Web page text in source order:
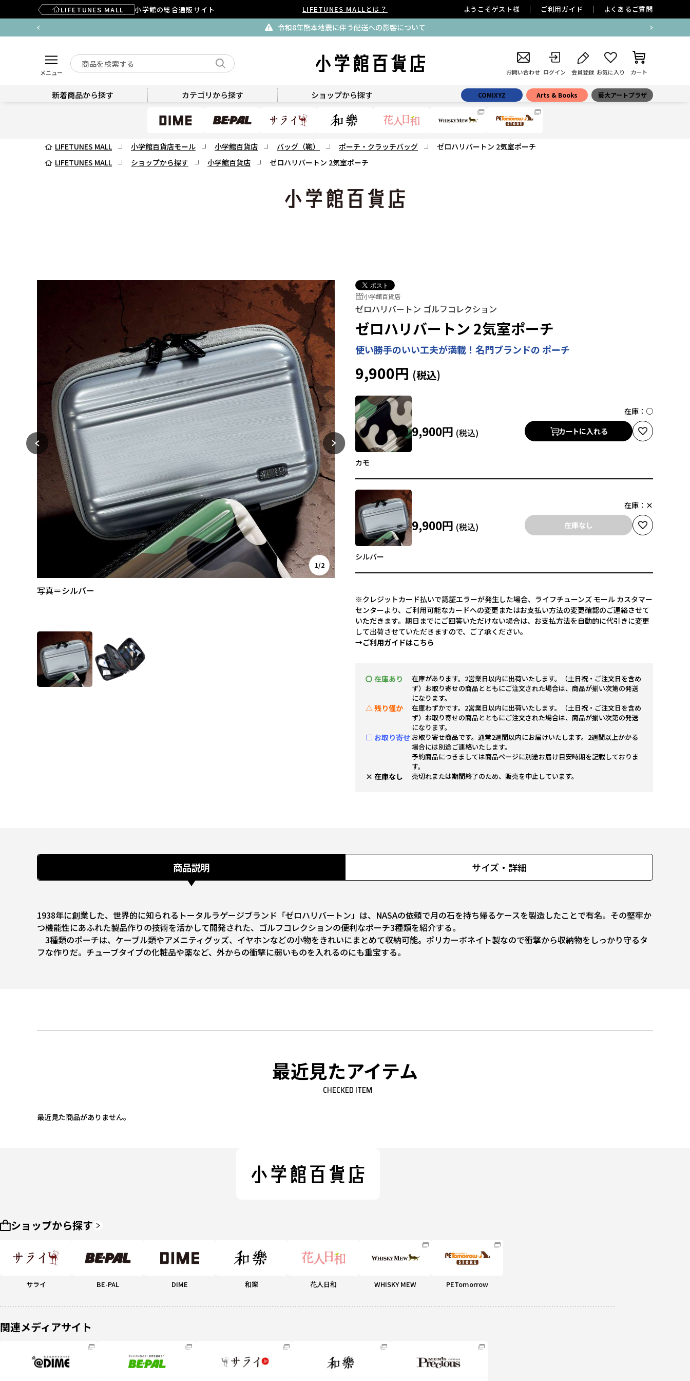
LIFETUNES MALL 小学館の総合通販サイト LIFETUNES MALLとは？ ようこそゲスト様 ご利用ガイド よくあるご質問
令和8年熊本地震に伴う配送への影響について
メニュー お問い合わせ ログイン 会員登録 お気に入り カート
新着商品から探す カテゴリから探す ショップから探す COMIXYZ Arts & Books 藝大アートプラザ
LIFETUNES MALL 小学館百貨店モール 小学館百貨店 バッグ（鞄） ポーチ・クラッチバッグ
ゼロハリバートン 2気室ポーチ
LIFETUNES MALL
ショップから探す 小学館百貨店 ゼロハリバートン 2気室ポーチ
小学館百貨店
写真＝シルバー
1/2
小学館百貨店
ゼロハリバートン ゴルフコレクション
ゼロハリバートン 2気室ポーチ
使い勝手のいい工夫が満載！名門ブランドの ポーチ
9,900円
カモ
在庫： ○
9,900円 カートに入れる
シルバー
在庫： ×
9,900円 在庫なし
※クレジットカード払いで認証エラーが発生した場合、ライフチューンズ モール カスタマー
センターより、ご利用可能なカードへの変更またはお支払い方法の変更確認のご連絡させて
いただきます。期日までにご回答いただけない場合は、お支払方法を自動的に代引きに変更
して出荷させていただきますので、ご了承ください。
→ご利用ガイドはこちら
〇 在庫あり
在庫があります。2営業日以内に出荷いたします。（土日祝・ご注文日を含め
ず）お取り寄せの商品とともにご注文された場合は、商品が揃い次第の発送
になります。
△ 残り僅か
在庫わずかです。2営業日以内に出荷いたします。（土日祝・ご注文日を含め
ず）お取り寄せの商品とともにご注文された場合は、商品が揃い次第の発送
になります。
□ お取り寄せ お取り寄せ商品です。通常2週間以内にお届けいたします。2週間以上かかる
場合には別途ご連絡いたします。
予約商品につきましては商品ページに別途お届け目安時期を記載しておりま
す。
× 在庫なし 売切れまたは期間終了のため、販売を中止しています。
商品説明 サイズ・詳細
1938年に創業した、世界的に知られるトータルラゲージブランド「ゼロハリバートン」は、NASAの依頼で月の石を持ち帰るケースを製造したことで有名。その堅牢か
つ機能性にあふれた製品作りの技術を活かして開発された、ゴルフコレクションの便利なポーチ3種類を紹介する。
3種類のポーチは、ケーブル類やアメニティグッズ、イヤホンなどの小物をきれいにまとめて収納可能。ポリカーボネイト製なので衝撃から収納物をしっかり守るタ
フな作りだ。チューブタイプの化粧品や薬など、外からの衝撃に弱いものを入れるのにも重宝する。
最近見たアイテム
CHECKED ITEM
最近見た商品がありません。
ショップから探す
サライ BE-PAL DIME 和樂 花人日和 WHISKY MEW PETomorrow
関連メディアサイト